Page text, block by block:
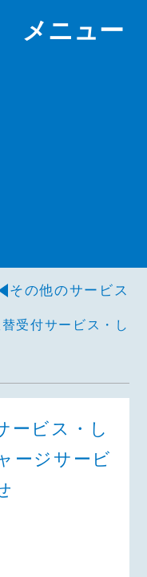
メニュー
その他のサービス
受付サービス・し
ービス・し
ージサービ